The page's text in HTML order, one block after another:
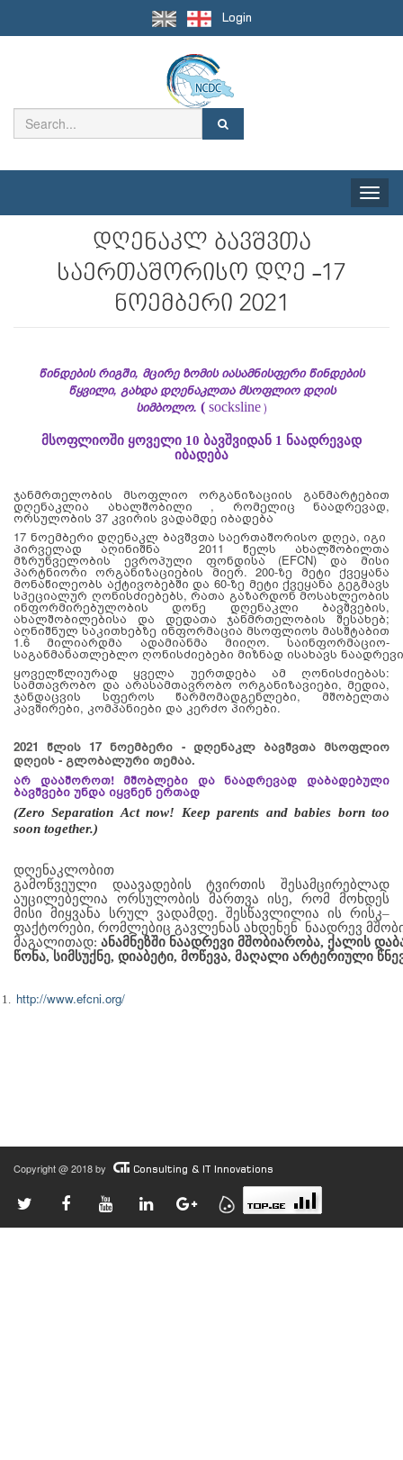
Login
Toggle
დღენაკლ ბავშვთა
საერთაშორისო დღე -17
ნოემბერი 2021
წინდების რიგში, მცირე ზომის იასამნისფერი წინდების
წყვილი, გახდა დღენაკლთა მსოფლიო დღის
სიმბოლო. ( socksline)
მსოფლიოში ყოველი 10 ბავშვიდან 1 ნაადრევად
იბადება
ჯანმრთელობის მსოფლიო ორგანიზაციის განმარტებით
დღენაკლია ახალშობილი , რომელიც ნაადრევად,
ორსულობის 37 კვირის ვადამდე იბადება
17 ნოემბერი დღენაკლ ბავშვთა საერთაშორისო დღეა, იგი
პირველად აღინიშნა 2011 წელს ახალშობილთა
მზრუნველობის ევროპული ფონდისა (EFCN) და მისი
პარტნიორი ორგანიზაციების მიერ. 200-ზე მეტი ქვეყანა
მონაწილეობს აქტივობებში და 60-ზე მეტი ქვეყანა გეგმავს
სპეციალურ ღონისძიებებს, რათა გაზარდონ მოსახლეობის
ინფორმირებულობის დონე დღენაკლი ბავშვების,
ახალშობილებისა და დედათა ჯანმრთელობის შესახებ;
აღნიშნულ საკითხებზე ინფორმაცია მსოფლიოს მასშტაბით
1.6 მილიარდმა ადამიანმა მიიღო.საინფორმაციო-
საგანმანათლებლო ღონისძიებები მიზნად ისახავს ნაადრევი
ყოველწლიურად ყველა უერთდება ამ ღონისძიებას:
სამთავრობო და არასამთავრობო ორგანიზავიები, მედია,
ჯანდაცვის სფეროს წარმომადგენლები, მშობელთა
კავშირები, კომპანიები და კერძო პირები.
2021 წლის 17 ნოემბერი - დღენაკლ ბავშვთა მსოფლიო
დღეის - გლობალური თემაა.
არ დააშოროთ! მშობლები და ნაადრევად დაბადებული
ბავშვები უნდა იყვნენ ერთად
(Zero Separation Act now! Keep parents and babies born too
soon together.)
დღენაკლობით
გამოწვეული
დაავადების ტვირთის
შესამცირებლად
აუცილებელია ორსულობის მართვა ისე, რომ მოხდეს
მისი მიყვანა სრულ ვადამდე. შესწავლილია ის რისკ–
ფაქტორები, რომლებიც გავლენას ახდენენ ნაადრევ
მაგალითად: ანამნეზში ნაადრევი მშობიარობა, ქალის
წონა, სიმსუქნე, დიაბეტი, მოწევა, მაღალი არტერიული
1. http://www.efcni.org/
Copyright @ 2018 by Consulting & IT Innovations